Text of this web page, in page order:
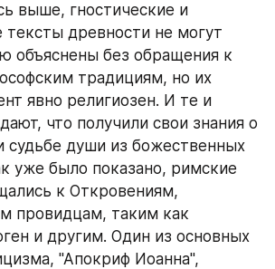
выше, гностические и
тексты древности не могут
объяснены без обращения к
традициям, но их
явно религиозен. И те и
что получили свои знания о
души из божественных
уже было показано, римские
к Откровениям,
провидцам, таким как
и другим. Один из основных
"Апокриф Иоанна",